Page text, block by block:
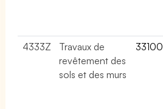
4333Z
Travaux de
revêtement des
sols et des murs
33100